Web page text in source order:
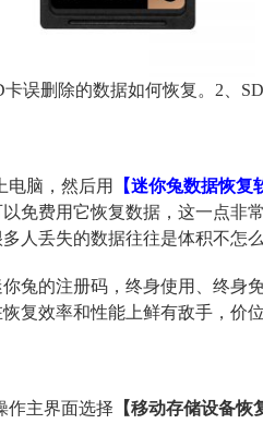
误删除的数据如何恢复。2、
电脑，然后用 【迷你兔数据恢复
免费用它恢复数据，这一点非
人丢失的数据往往是体积不怎么
兔的注册码，终身使用、终身
复效率和性能上鲜有敌手，价位
作主界面选择 【移动存储设备恢